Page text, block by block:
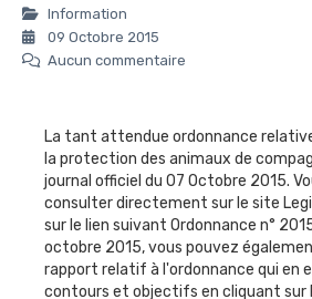
Information
09 Octobre 2015
Aucun commentaire
La tant attendue ordonnance
la protection des animaux de
journal officiel du 07 Octobre 2015.
consulter directement sur le site
sur le lien suivant Ordonnance n°
octobre 2015, vous pouvez
rapport relatif à l'ordonnance qui en
contours et objectifs en cliquant sur